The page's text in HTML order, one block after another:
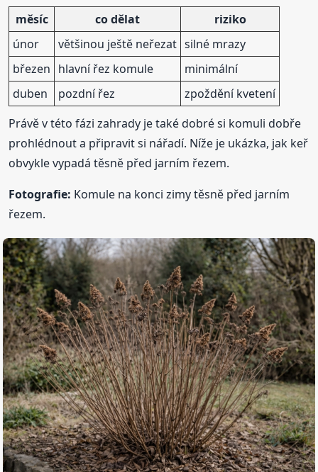
měsíc co dělat
riziko
únor
většinou ještě neřezat silné mrazy
březen hlavní řez komule
minimální
duben
pozdní řez
zpoždění kvetení
Právě v této fázi zahrady je také dobré si komuli dobře
prohlédnout a připravit si nářadí. Níže je ukázka, jak keř
obvykle vypadá těsně před jarním řezem.
Fotografie: Komule na konci zimy těsně před jarním
řezem.